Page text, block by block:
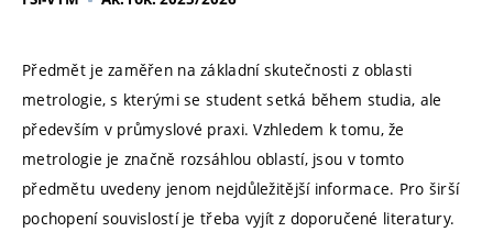
Předmět je zaměřen na základní skutečnosti z oblasti
metrologie, s kterými se student setká během studia, ale
především v průmyslové praxi. Vzhledem k tomu, že
metrologie je značně rozsáhlou oblastí, jsou v tomto
předmětu uvedeny jenom nejdůležitější informace. Pro širší
pochopení souvislostí je třeba vyjít z doporučené literatury.